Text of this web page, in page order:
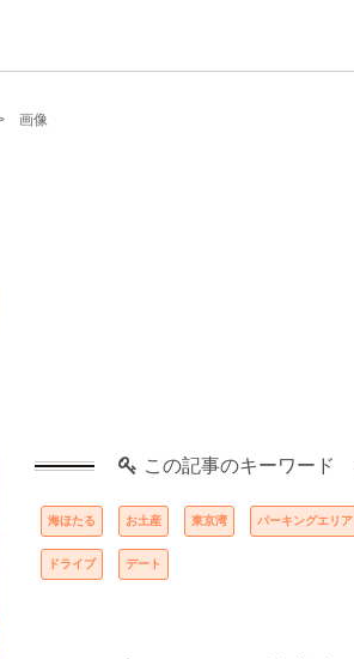
画像
この記事のキーワード
海ほたる お土産 東京湾 パーキングエリア
ドライブ デート